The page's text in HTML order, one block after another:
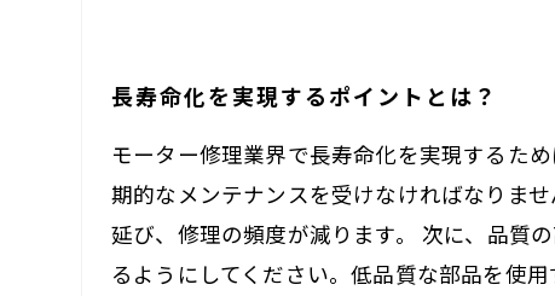
長寿命化を実現するポイントとは？
モーター修理業界で長寿命化を実現するた
期的なメンテナンスを受けなければなりま
延び、修理の頻度が減ります。 次に、品質
るようにしてください。低品質な部品を使